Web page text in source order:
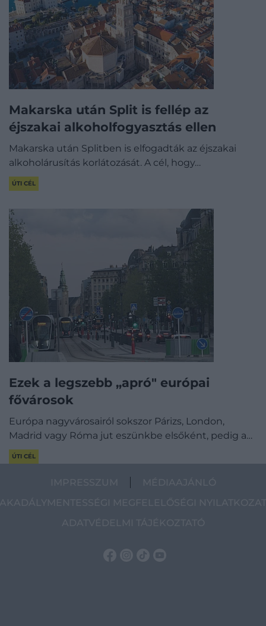
Makarska után Split is fellép az
éjszakai alkoholfogyasztás ellen
Makarska után Splitben is elfogadták az éjszakai
alkoholárusítás korlátozását. A cél, hogy…
ÚTI CÉL
Ezek a legszebb „apró" európai
fővárosok
Európa nagyvárosairól sokszor Párizs, London,
Madrid vagy Róma jut eszünkbe elsőként, pedig a…
ÚTI CÉL